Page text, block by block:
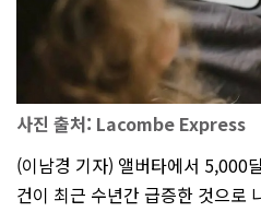
사진 출처: Lacombe Express
(이남경 기자) 앨버타에서 5,000
건이 최근 수년간 급증한 것으로